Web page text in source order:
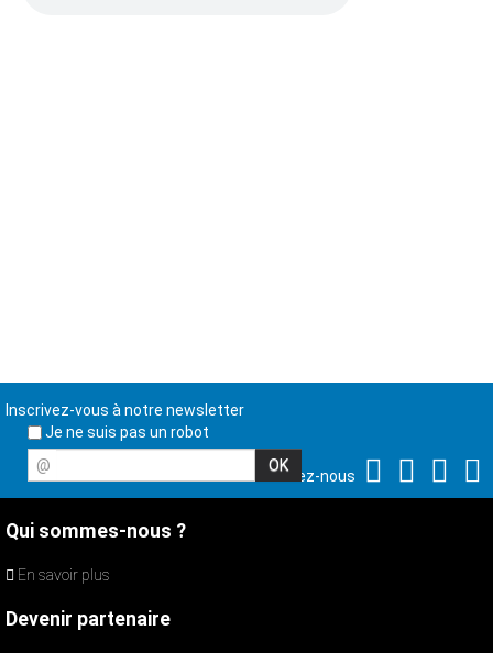
Inscrivez-vous à notre newsletter
Je ne suis pas un robot
@
Suivez-nous
Qui sommes-nous ?
En savoir plus
Devenir partenaire